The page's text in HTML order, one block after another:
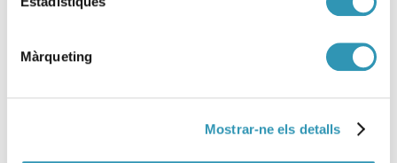
Màrqueting
Mostrar-ne els detalls